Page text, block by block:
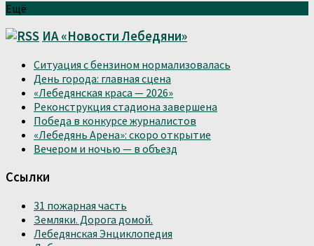
Ещё
ИА «Новости Лебедяни»
Ситуация с бензином нормализовалась
День города: главная сцена
«Лебедянская краса — 2026»
Реконструкция стадиона завершена
Победа в конкурсе журналистов
«Лебедянь Арена»: скоро открытие
Вечером и ночью — в объезд
Ссылки
31 пожарная часть
Земляки. Дорога домой.
Лебедянская Энциклопедия